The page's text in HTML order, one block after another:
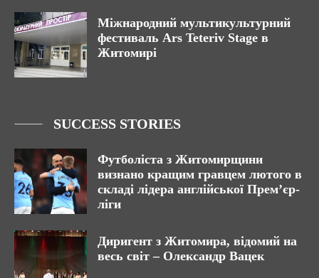
Міжнародний мультикультурний
фестиваль Ars Teteriv Stage в
Житомирі
SUCCESS STORIES
Футболіста з Житомирщини
визнано кращим гравцем лютого в
складі лідера англійської Прем’єр-
ліги
Диригент з Житомира, відомий на
весь світ – Олександр Вацек